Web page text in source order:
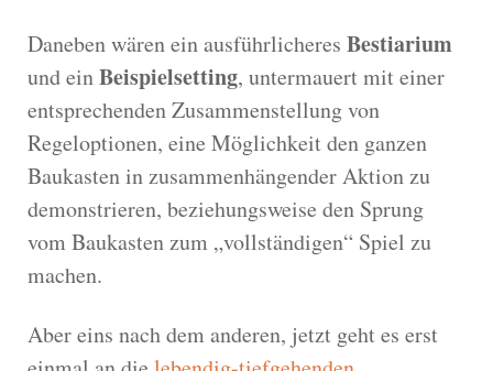
Daneben wären ein ausführlicheres Bestiarium
und einBeispielsetting, untermauert mit einer
entsprechenden Zusammenstellung von
Regeloptionen, eine Möglichkeit den ganzen
Baukasten in zusammenhängender Aktion zu
demonstrieren, beziehungsweise den Sprung
vom Baukasten zum „vollständigen“ Spiel zu
machen.
Aber eins nach dem anderen, jetzt geht es erst